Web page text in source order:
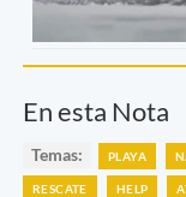
En esta Nota
Temas: PLAYA
RESCATE HELP